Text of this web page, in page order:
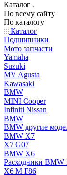
Каталог
По всему сайту
По каталогу
Каталог
Подшипники
Мото запчасти
Yamaha
Suzuki
MV Agusta
Kawasaki
BMW
MINI Cooper
Infiniti Nissan
BMW
BMW другие
BMW X7
X7 G07
BMW X6
Расходники BMW
X6 M F86